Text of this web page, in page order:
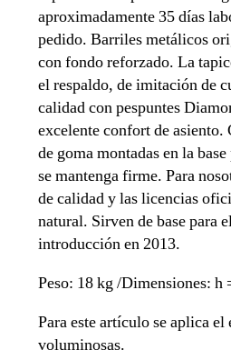
aproximadamente 35 días
pedido. Barriles metálicos
con fondo reforzado. La
el respaldo, de imitación de
calidad con pespuntes
excelente confort de asiento.
de goma montadas en la
se mantenga firme. Para
de calidad y las licencias
natural. Sirven de base para
introducción en 2013.
Peso: 18 kg /Dimensiones:
Para este artículo se aplica
voluminosas.